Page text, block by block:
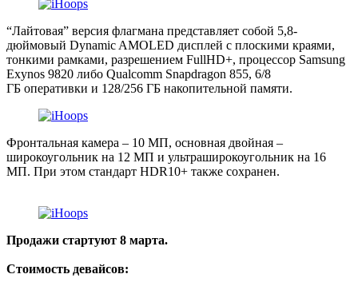
“Лайтовая” версия флагмана представляет собой 5,8-
дюймовый Dynamic AMOLED дисплей с плоскими краями,
тонкими рамками, разрешением FullHD+, процессор Samsung
Exynos 9820 либо Qualcomm Snapdragon 855, 6/8
ГБ оперативки и 128/256 ГБ накопительной памяти.
Фронтальная камера – 10 МП, основная двойная –
широкоугольник на 12 МП и ультраширокоугольник на 16
МП. При этом стандарт HDR10+ также сохранен.
Продажи стартуют 8 марта.
Стоимость девайсов: